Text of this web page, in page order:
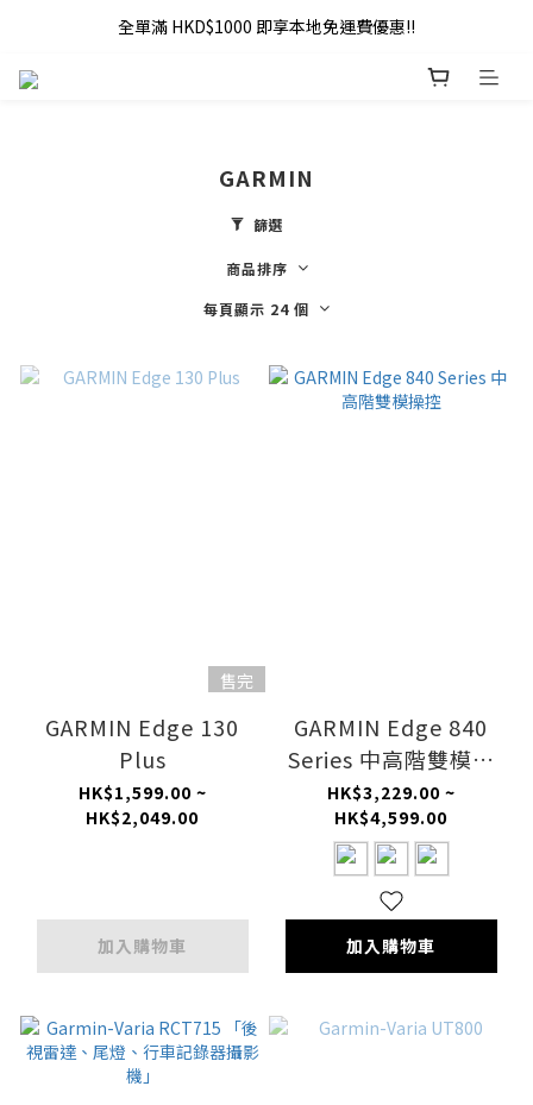
全單滿 HKD$1000 即享本地免運費優惠!!
全單滿 HKD$1000 即享本地免運費優惠!!
GARMIN
篩選
商品排序
每頁顯示 24 個
售完
GARMIN Edge 130
Plus
HK$1,599.00 ~
HK$2,049.00
加入購物車
GARMIN Edge 840
Series 中高階雙模操
控
HK$3,229.00 ~
HK$4,599.00
加入購物車